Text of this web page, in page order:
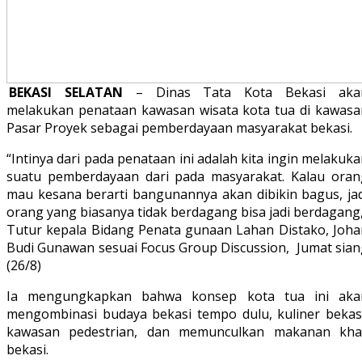
BEKASI SELATAN – Dinas Tata Kota Bekasi
melakukan penataan kawasan wisata kota tua di
Pasar Proyek sebagai pemberdayaan masyarakat bekasi.
“Intinya dari pada penataan ini adalah kita ingin
suatu pemberdayaan dari pada masyarakat. Kalau
mau kesana berarti bangunannya akan dibikin bagus,
orang yang biasanya tidak berdagang bisa jadi
Tutur kepala Bidang Penata gunaan Lahan Distako,
Budi Gunawan sesuai Focus Group Discussion, Jumat
(26/8)
Ia mengungkapkan bahwa konsep kota tua ini
mengombinasi budaya bekasi tempo dulu, kuliner
kawasan pedestrian, dan memunculkan makanan
bekasi.